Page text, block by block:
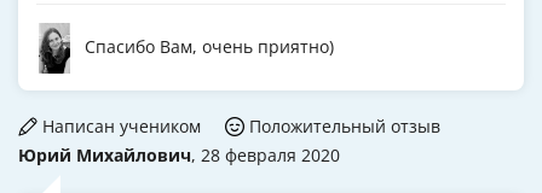
Спасибо Вам, очень приятно)
Юрий Михайлович, 28 февраля 2020
Написан учеником Положительный отзыв